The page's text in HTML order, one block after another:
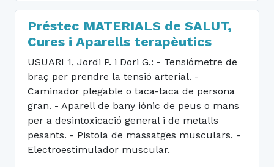
Préstec MATERIALS de SALUT,
Cures i Aparells terapèutics
USUARI 1, Jordi P. i Dori G.: - Tensiómetre de
braç per prendre la tensió arterial. -
Caminador plegable o taca-taca de persona
gran. - Aparell de bany iònic de peus o mans
per a desintoxicació general i de metalls
pesants. - Pistola de massatges musculars. -
Electroestimulador muscular.